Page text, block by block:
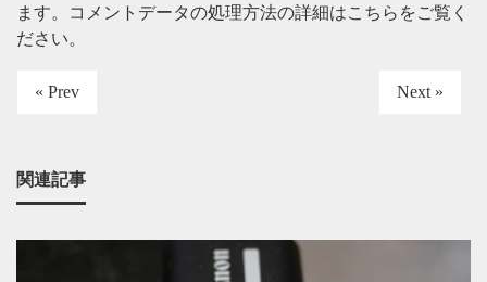
ます。
コメントデータの処理方法の詳細はこちらをご覧く
ださい。
« Prev Next »
関連記事